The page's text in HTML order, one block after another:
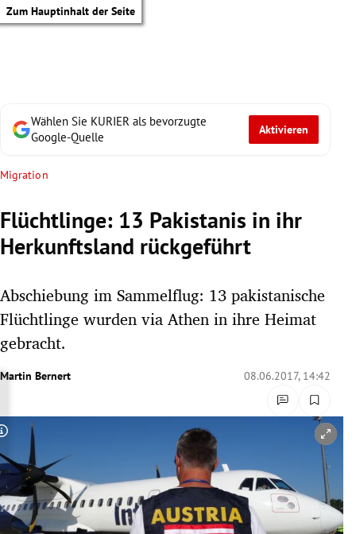
Zum Hauptinhalt der Seite
Untermenü
Untermenü
Untermenü
Untermenü
Untermenü
Wählen Sie KURIER als bevorzugte
Google-Quelle
Aktivieren
Migration
Flüchtlinge: 13 Pakistanis in ihr
Herkunftsland rückgeführt
Abschiebung im Sammelflug: 13 pakistanische
Flüchtlinge wurden via Athen in ihre Heimat
gebracht.
Martin Bernert 08.06.2017, 14:42
Copyright-Hinweis öffnen/schließen